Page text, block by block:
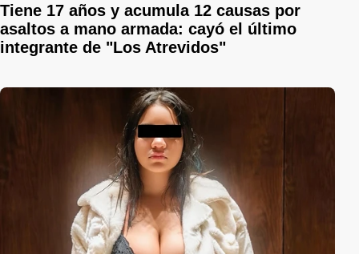
Tiene 17 años y acumula 12 causas por
asaltos a mano armada: cayó el último
integrante de "Los Atrevidos"